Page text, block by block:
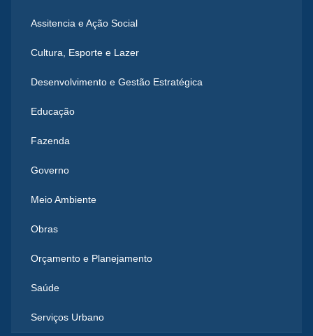
Assitencia e Ação Social
Cultura, Esporte e Lazer
Desenvolvimento e Gestão Estratégica
Educação
Fazenda
Governo
Meio Ambiente
Obras
Orçamento e Planejamento
Saúde
Serviços Urbano